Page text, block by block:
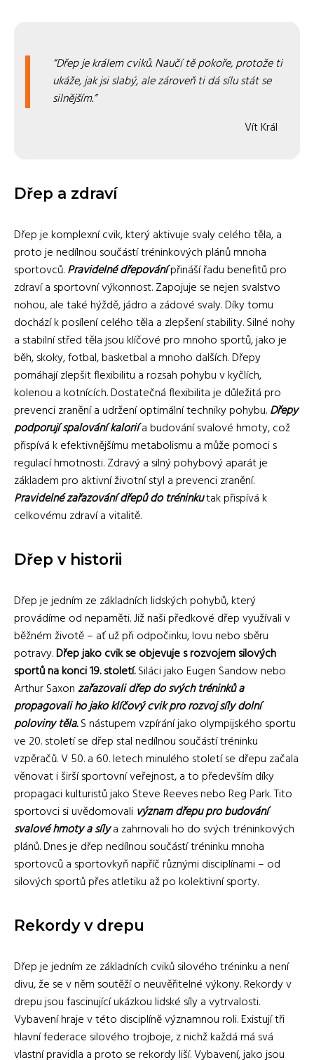
Dřep je králem cviků. Naučí tě pokoře, protože ti
ukáže, jak jsi slabý, ale zároveň ti dá sílu stát se
silnějším.
Vít Král
Dřep a zdraví
Dřep je komplexní cvik, který aktivuje svaly celého těla, a
proto je nedílnou součástí tréninkových plánů mnoha
sportovců.Pravidelné dřepovánípřináší řadu benefitů pro
zdraví a sportovní výkonnost. Zapojuje se nejen svalstvo
nohou, ale také hýždě, jádro a zádové svaly. Díky tomu
dochází k posílení celého těla a zlepšení stability. Silné nohy
a stabilní střed těla jsou klíčové pro mnoho sportů, jako je
běh, skoky, fotbal, basketbal a mnoho dalších. Dřepy
pomáhají zlepšit flexibilitu a rozsah pohybu v kyčlích,
kolenou a kotnících. Dostatečná flexibilita je důležitá pro
prevenci zranění a udržení optimální techniky pohybu.Dřepy
podporují spalování kaloriía budování svalové hmoty, což
přispívá k efektivnějšímu metabolismu a může pomoci s
regulací hmotnosti. Zdravý a silný pohybový aparát je
základem pro aktivní životní styl a prevenci zranění.
Pravidelné zařazování dřepů do tréninkutak přispívá k
celkovému zdraví a vitalitě.
Dřep v historii
Dřep je jedním ze základních lidských pohybů, který
provádíme od nepaměti. Již naši předkové dřep využívali v
běžném životě – ať už při odpočinku, lovu nebo sběru
potravy.Dřep jako cvik se objevuje s rozvojem silových
sportů na konci 19. století.Siláci jako Eugen Sandow nebo
Arthur Saxonzařazovali dřep do svých tréninků a
propagovali ho jako klíčový cvik pro rozvoj síly dolní
poloviny těla.S nástupem vzpírání jako olympijského sportu
ve 20. století se dřep stal nedílnou součástí tréninku
vzpěračů. V 50. a 60. letech minulého století se dřepu začala
věnovat i širší sportovní veřejnost, a to především díky
propagaci kulturistů jako Steve Reeves nebo Reg Park. Tito
sportovci si uvědomovali význam dřepu pro budování
svalové hmoty a sílya zahrnovali ho do svých tréninkových
plánů. Dnes je dřep nedílnou součástí tréninku mnoha
sportovců a sportovkyň napříč různými disciplínami – od
silových sportů přes atletiku až po kolektivní sporty.
Rekordy v drepu
Dřep je jedním ze základních cviků silového tréninku a není
divu, že se v něm soutěží o neuvěřitelné výkony. Rekordy v
drepu jsou fascinující ukázkou lidské síly a vytrvalosti.
Vybavení hraje v této disciplíně významnou roli. Existují tři
hlavní federace silového trojboje, z nichž každá má svá
vlastní pravidla a proto se rekordy liší. Vybavení, jako jsou